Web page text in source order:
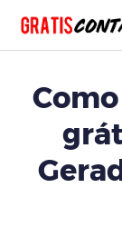
contenido